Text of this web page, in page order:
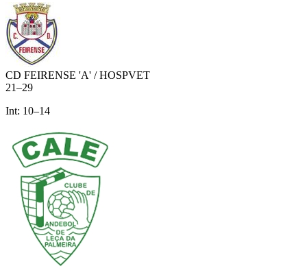
CD FEIRENSE 'A' / HOSPVET
21–29
Int: 10–14